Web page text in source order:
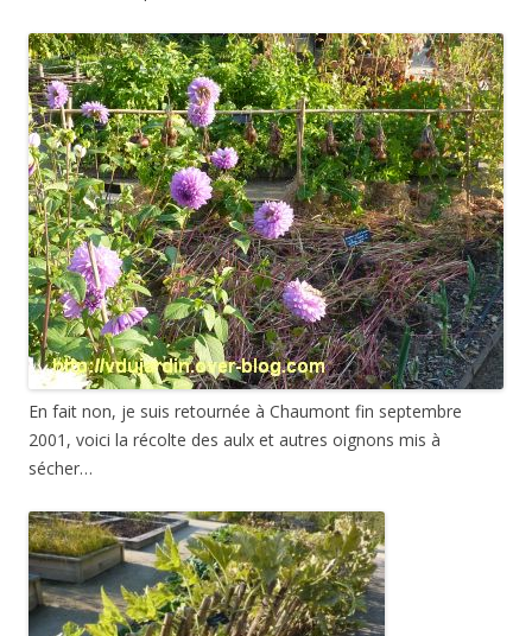
En fait non, je suis retournée à Chaumont fin septembre
2001, voici la récolte des aulx et autres oignons mis à
sécher…